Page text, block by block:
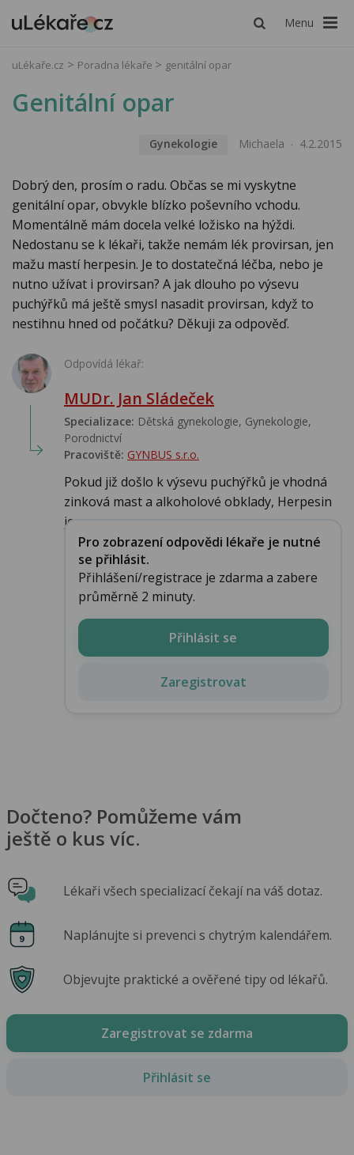
Menu
uLékaře.cz Poradna lékaře genitální opar
Genitální opar
Gynekologie Michaela 4.2.2015
Dobrý den, prosím o radu. Občas se mi vyskytne
genitální opar, obvykle blízko poševního vchodu.
Momentálně mám docela velké ložisko na hýždi.
Nedostanu se k lékaři, takže nemám lék provirsan, jen
mažu mastí herpesin. Je to dostatečná léčba, nebo je
nutno užívat i provirsan? A jak dlouho po výsevu
puchýřků má ještě smysl nasadit provirsan, když to
nestihnu hned od počátku? Děkuji za odpověď.
Odpovídá lékař:
MUDr. Jan Sládeček
Specializace: Dětská gynekologie, Gynekologie,
Porodnictví
Pracoviště: GYNBUS s.r.o.
Pokud již došlo k výsevu puchýřků je vhodná
zinková mast a alkoholové obklady, Herpesin
je ...
Pro zobrazení odpovědi lékaře je nutné
se přihlásit.
Přihlášení/registrace je zdarma a zabere
průměrně 2 minuty.
Přihlásit se
Zaregistrovat
Dočteno? Pomůžeme vám
ještě o kus víc.
Lékaři všech specializací čekají na váš dotaz.
Naplánujte si prevenci s chytrým kalendářem.
Objevujte praktické a ověřené tipy od lékařů.
Zaregistrovat se zdarma
Přihlásit se